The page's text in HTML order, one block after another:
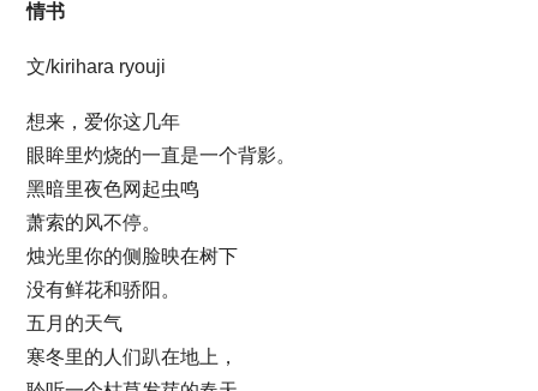
情书
文/kirihara ryouji
想来，爱你这几年
眼眸里灼烧的一直是一个背影。
黑暗里夜色网起虫鸣
萧索的风不停。
烛光里你的侧脸映在树下
没有鲜花和骄阳。
五月的天气
寒冬里的人们趴在地上，